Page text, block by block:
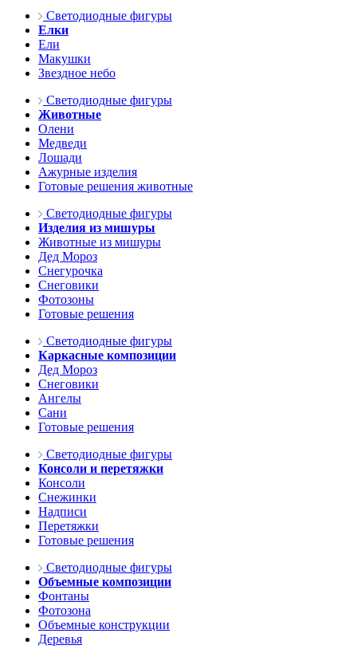
Светодиодные фигуры
Елки
Ели
Макушки
Звездное небо
Светодиодные фигуры
Животные
Олени
Медведи
Лошади
Ажурные изделия
Готовые решения животные
Светодиодные фигуры
Изделия из мишуры
Животные из мишуры
Дед Мороз
Снегурочка
Снеговики
Фотозоны
Готовые решения
Светодиодные фигуры
Каркасные композиции
Дед Мороз
Снеговики
Ангелы
Сани
Готовые решения
Светодиодные фигуры
Консоли и перетяжки
Консоли
Снежинки
Надписи
Перетяжки
Готовые решения
Светодиодные фигуры
Объемные композиции
Фонтаны
Фотозона
Объемные конструкции
Деревья